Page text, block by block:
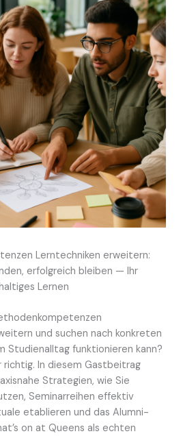
Lerntechniken erweitern:
erfolgreich bleiben — Ihr
Lernen
und suchen nach konkreten
Studienalltag funktionieren kann?
richtig. In diesem Gastbeitrag
Strategien, wie Sie
Seminarreihen effektiv
etablieren und das Alumni-
on at Queens als echten